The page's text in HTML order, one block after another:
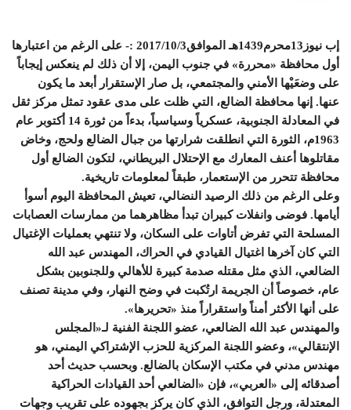
إب نيوز13محرم1439هـ الموافق2017/10/3 :- على الرغم من اعتبارها
أول محافظة «محررة» في جنوب اليمن، إلا أن ذلك لم ينعكس إيجاباً
على وضعَيْها الأمني والمجتمعي، بل صار الإستقرار أبعد ما يكون
عنها. إنها محافظة الضالع، التي ظلت على مدى عقود تمثل مركز ثقل
في المعادلة الجنوبية، عسكرياً وسياسياً، بدءاً من ثورة 14 أكتوبر عام
1963م، الثورة التي انطلقت شرارتها من جبال الضالع ولحج، وخاض
مقاتلوها أعنف المعارك مع الإحتلال البريطاني، لتكون الضالع أول
محافظة تتحرر من الإستعمار، طبقاً لمعلومات تاريخية.
وعلى الرغم من ذلك الرصيد النضالي، تعيش المحافظة اليوم أسوأ
أيامها. فوضى وانفلات كبيران تبدأ مظاهرهما من ممارسات العصابات
المسلحة التي تفرض أتاوات على السكان، ولا تنتهي بعمليات الإغتيال
التي كان آخرها اغتيال القيادي في الحراك، المهندس عبد الله
الضالعي، الذي مثل مقتله صدمة كبيرة للأهالي وللجنوبين بشكل
عام، خصوصاً أن الجريمة ارتُكبت في وضح النهار، وفي مدينة تصنف
على أنها الأكثر أمناً واستقراراً منذ «تحريرها».
والمهندس عبد الله الضالعي، عضو اللجنة الفنية لـ«المجلس
الإنتقالي»، وعضو اللجنة المركزية للحزب الإشتراكي اليمني، هو
مهندس مدني في مكتب الإسكان بالضالع. وبحسب حديث أحد
أصدقائه إلى «العربي»، فإن «الضالعي أحد القيادات الحراكية
المعتدلة، ورجل التوافق، الذي كان يركز بجهوده على تقريب وجهات